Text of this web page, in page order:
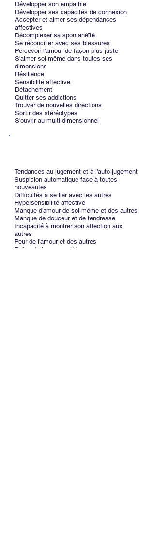
Développer son empathie
Développer ses capacités de connexion
Accepter et aimer ses dépendances
affectives
Décomplexer sa spontanéïté
Se réconcilier avec ses blessures
Percevoir l'amour de façon plus juste
S'aimer soi-même dans toutes ses
dimensions
Résilience
Sensibilité affective
Détachement
Quitter ses addictions
Trouver de nouvelles directions
Sortir des stéréotypes
S'ouvrir au multi-dimensionnel
Tendances au jugement et à l'auto-jugement
Suspicion automatique face à toutes
nouveautés
Difficultés à se lier avec les autres
Hypersensibilité affective
Manque d'amour de soi-même et des autres
Manque de douceur et de tendresse
Incapacité à montrer son affection aux
autres
Peur de l'amour et des autres
Refus de la nouveauté